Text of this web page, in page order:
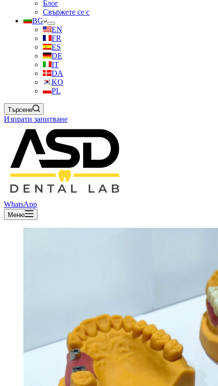
Блог
Свържете се с
BG
EN
FR
ES
DE
IT
DA
KO
PL
Търсене
Изпрати запитване
WhatsApp
Меню